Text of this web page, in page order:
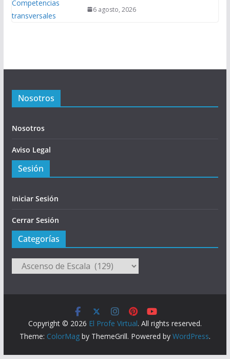
6 agosto, 2026
Nosotros
Nosotros
Aviso Legal
Sesión
Iniciar Sesión
Cerrar Sesión
Categorías
Categorías
Copyright © 2026 El Profe Virtual. All rights reserved.
Theme: ColorMagby ThemeGrill. Powered by WordPress.